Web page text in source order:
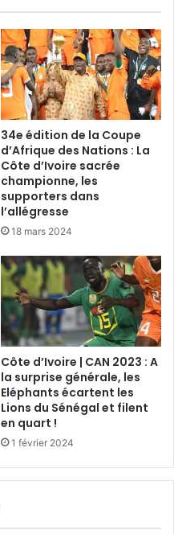
34e édition de la Coupe
d’Afrique des Nations : La
Côte d’Ivoire sacrée
championne, les
supporters dans
l’allégresse
18 mars 2024
Côte d’Ivoire | CAN 2023 : A
la surprise générale, les
Eléphants écartent les
Lions du Sénégal et filent
en quart !
1 février 2024